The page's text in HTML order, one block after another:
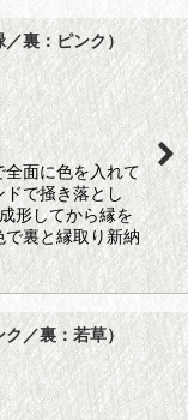
／裏：ピンク）
面に色を入れて
で掻き落とし
形してから縁を
裏と縁取り新納
ク／裏：若草）